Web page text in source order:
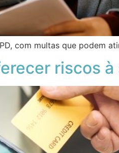
com multas que podem
riscos